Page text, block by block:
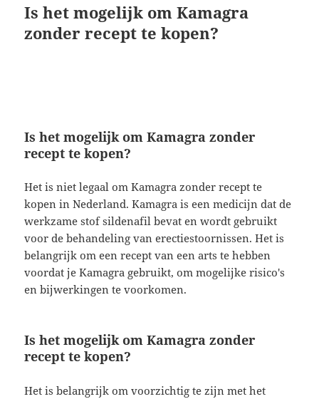
Is het mogelijk om Kamagra
zonder recept te kopen?
Is het mogelijk om Kamagra zonder
recept te kopen?
Het is niet legaal om Kamagra zonder recept te
kopen in Nederland. Kamagra is een medicijn dat de
werkzame stof sildenafil bevat en wordt gebruikt
voor de behandeling van erectiestoornissen. Het is
belangrijk om een recept van een arts te hebben
voordat je Kamagra gebruikt, om mogelijke risico's
en bijwerkingen te voorkomen.
Is het mogelijk om Kamagra zonder
recept te kopen?
Het is belangrijk om voorzichtig te zijn met het